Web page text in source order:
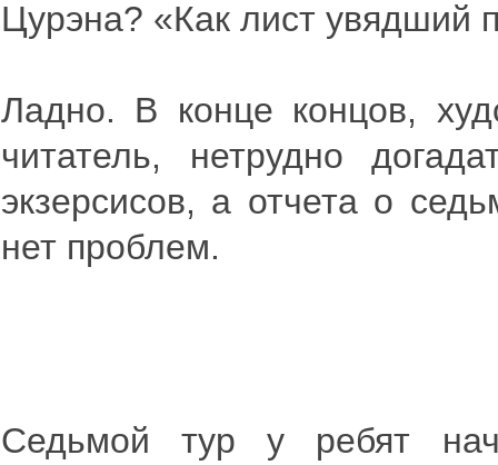
Цурэна? «Как лист увядший
Ладно. В конце концов,
читатель, нетрудно
экзерсисов, а отчета о
нет проблем.
Седьмой тур у ребят